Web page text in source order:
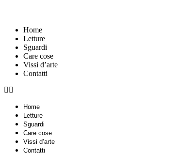
Home
Letture
Sguardi
Care cose
Vissi d’arte
Contatti
Home
Letture
Sguardi
Care cose
Vissi d’arte
Contatti